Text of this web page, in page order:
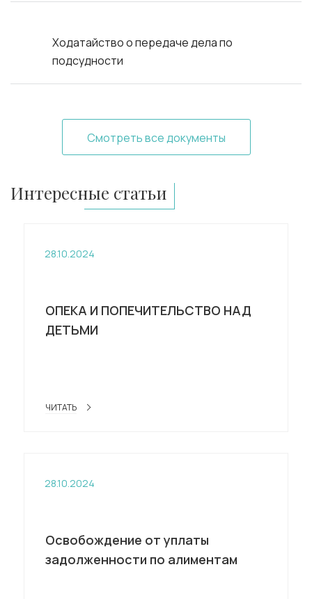
Ходатайство о передаче дела по
подсудности
Смотреть все документы
Интересные статьи
28.10.2024
ОПЕКА И ПОПЕЧИТЕЛЬСТВО НАД
ДЕТЬМИ
ЧИТАТЬ
28.10.2024
Освобождение от уплаты
задолженности по алиментам